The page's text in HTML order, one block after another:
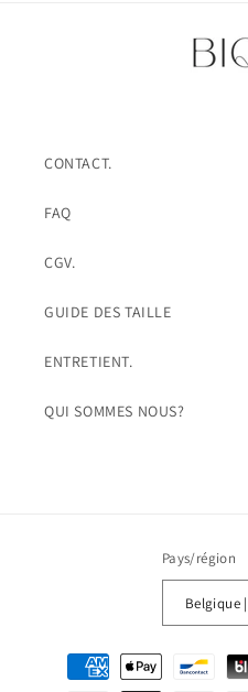
CONTACT.
FAQ
CGV.
GUIDE DES TAILLE
ENTRETIENT.
QUI SOMMES NOUS?
Pays/région
Moyens